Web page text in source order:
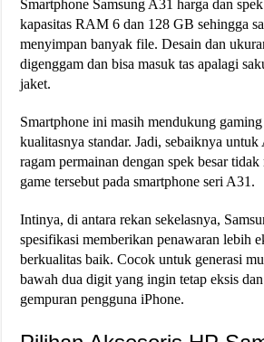
Smartphone Samsung A31 harga dan
kapasitas RAM 6 dan 128 GB sehingga
menyimpan banyak file. Desain dan
digenggam dan bisa masuk tas apalagi
jaket.
Smartphone ini masih mendukung
kualitasnya standar. Jadi, sebaiknya
ragam permainan dengan spek besar
game tersebut pada smartphone seri A31.
Intinya, di antara rekan sekelasnya,
spesifikasi memberikan penawaran lebih
berkualitas baik. Cocok untuk generasi
bawah dua digit yang ingin tetap eksis
gempuran pengguna iPhone.